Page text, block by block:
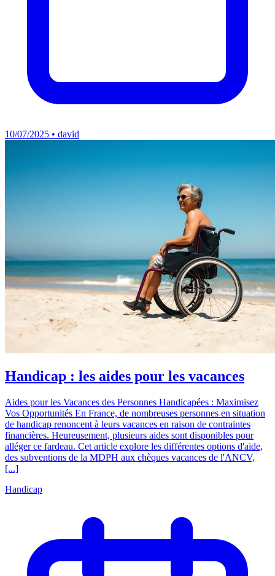
10/07/2025 • david
Handicap : les aides pour les vacances
Aides pour les Vacances des Personnes Handicapées : Maximisez
Vos Opportunités En France, de nombreuses personnes en situation
de handicap renoncent à leurs vacances en raison de contraintes
financières. Heureusement, plusieurs aides sont disponibles pour
alléger ce fardeau. Cet article explore les différentes options d'aide,
des subventions de la MDPH aux chèques vacances de l'ANCV,
[...]
Handicap